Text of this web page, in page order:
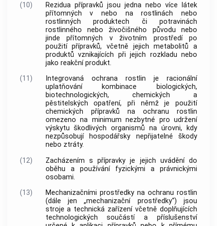
(10)
Rezidua přípravků jsou jedna nebo více látek
přítomných v nebo narostlinách nebo
rostlinných produktech či potravinách
rostlinného nebo živočišného původu nebo
jinde přítomných v životním prostředí po
použití přípravků, včetně jejich metabolitů a
produktů vznikajících při jejich rozkladu nebo
jako reakční produkt.
(11)
Integrovaná ochrana rostlin je racionální
uplatňování kombinace biologických,
biotechnologických, chemických a
pěstitelských opatření, při němž je použití
chemických přípravků na ochranu rostlin
omezeno na minimum nezbytné pro udržení
výskytuškodlivých organismů na úrovni, kdy
nezpůsobují hospodářsky nepřijatelné škody
nebo ztráty.
(12)
Zacházením s přípravky je jejich uvádění do
oběhu a používání fyzickými a právnickými
osobami.
(13)
Mechanizačními prostředky na ochranu rostlin
(dále jen „mechanizační prostředky“) jsou
stroje a technická zařízení včetně doplňujících
technologických součástí a příslušenství